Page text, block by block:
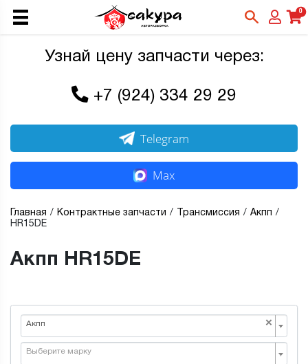
0
Узнай цену запчасти через:
+7 (924) 334 29 29
Telegram
Max
Главная Контрактные запчасти Трансмиссия
Акпп
HR15DE
Акпп HR15DE
×
Акпп
Выберите марку